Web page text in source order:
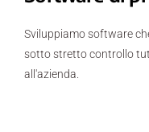
Sviluppiamo software
sotto stretto controllo
all'azienda.